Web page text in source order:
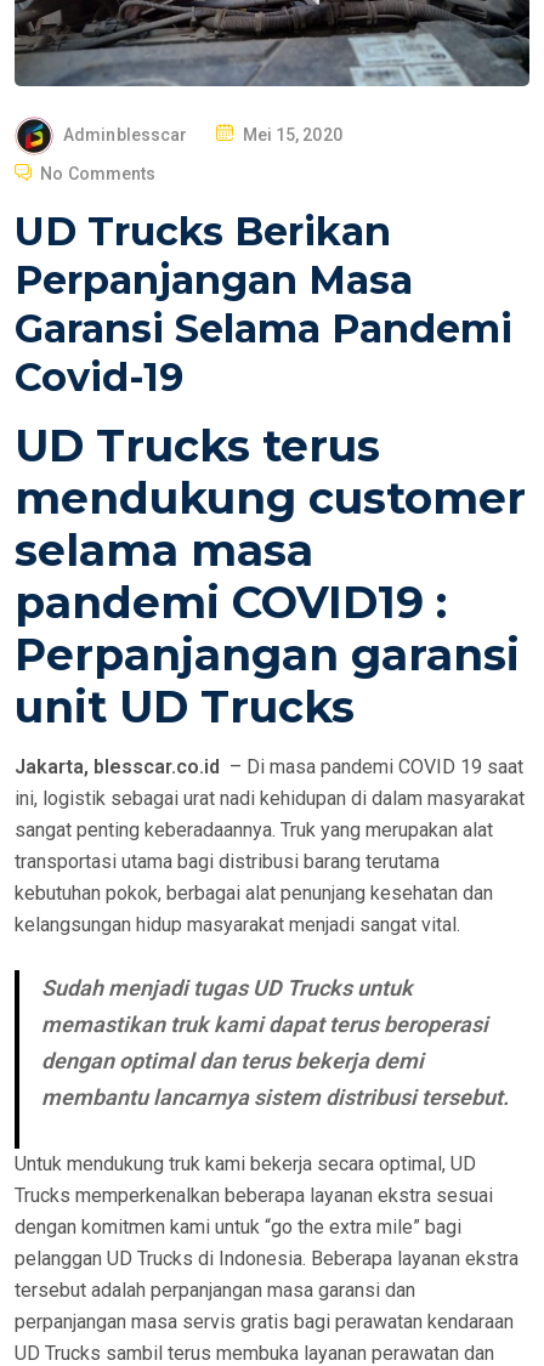
Adminblesscar
P
D
O
Mei 15, 2020
No Comments
UD Trucks Berikan
Perpanjangan Masa
Garansi Selama Pandemi
Covid-19
UD Trucks terus
mendukung customer
selama masa
pandemi COVID19 :
Perpanjangan garansi
unit UD Trucks
Jakarta, blesscar.co.id – Di masa pandemi COVID 19 saat
ini, logistik sebagai urat nadi kehidupan di dalam masyarakat
sangat penting keberadaannya. Truk yang merupakan alat
transportasi utama bagi distribusi barang terutama
kebutuhan pokok, berbagai alat penunjang kesehatan dan
kelangsungan hidup masyarakat menjadi sangat vital.
Sudah menjadi tugas UD Trucks untuk
memastikan truk kami dapat terus beroperasi
dengan optimal dan terus bekerja demi
membantu lancarnya sistem distribusi tersebut.
Untuk mendukung truk kami bekerja secara optimal, UD
Trucks memperkenalkan beberapa layanan ekstra sesuai
dengan komitmen kami untuk “go the extra mile” bagi
pelanggan UD Trucks di Indonesia. Beberapa layanan ekstra
tersebut adalah perpanjangan masa garansi dan
perpanjangan masa servis gratis bagi perawatan kendaraan
UD Trucks sambil terus membuka layanan perawatan dan